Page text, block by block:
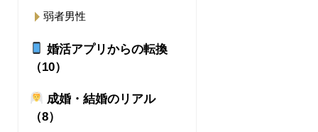
弱者男性
婚活アプリからの転換
（10）
成婚・結婚のリアル
（8）